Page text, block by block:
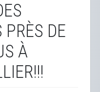
PRÈS DE
À